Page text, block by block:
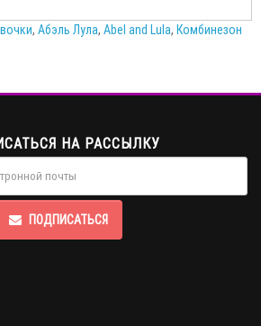
, Абэль Лула, Abel and Lula, Комбинезон
НА РАССЫЛКУ
ПОДПИСАТЬСЯ